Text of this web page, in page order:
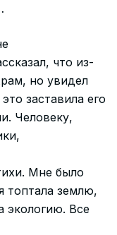
что из-
но увидел
заставила его
Человеку,
Мне было
топтала землю,
экологию. Все